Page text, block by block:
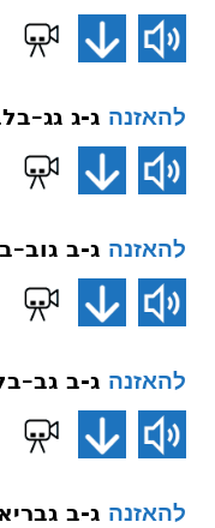
להאזנה ג-ג
להאזנה ג-ב
להאזנה ג-ב
להאזנה ג-ב